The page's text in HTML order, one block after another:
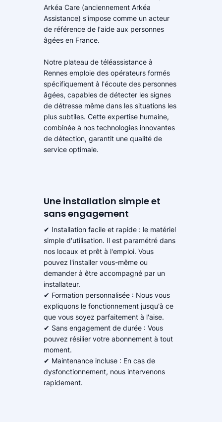
Arkéa Care (anciennement Arkéa
Assistance) s'impose comme un acteur
de référence de l'aide aux personnes
âgées en France.
Notre plateau de téléassistance à
Rennes emploie des opérateurs formés
spécifiquement à l'écoute des personnes
âgées, capables de détecter les signes
de détresse même dans les situations les
plus subtiles. Cette expertise humaine,
combinée à nos technologies innovantes
de détection, garantit une qualité de
service optimale.
Une installation simple et
sans engagement
✔ Installation facile et rapide : le matériel
simple d'utilisation. Il est paramétré dans
nos locaux et prêt à l'emploi. Vous
pouvez l'installer vous-même ou
demander à être accompagné par un
installateur.
✔ Formation personnalisée : Nous vous
expliquons le fonctionnement jusqu'à ce
que vous soyez parfaitement à l'aise.
✔ Sans engagement de durée : Vous
pouvez résilier votre abonnement à tout
moment.
✔ Maintenance incluse : En cas de
dysfonctionnement, nous intervenons
rapidement.